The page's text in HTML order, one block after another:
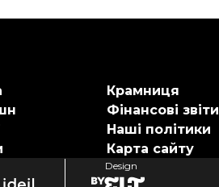
Крамниця
Фінансові звіти
Наші політики
Карта сайту
Design
elt